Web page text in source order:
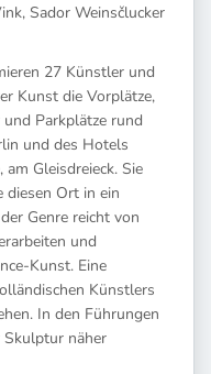
Sador Weinsčlucker
27 Künstler und
Kunst die Vorplätze,
Parkplätze rund
und des Hotels
Gleisdreieck. Sie
diesen Ort in ein
Genre reicht von
und
Kunst. Eine
Künstlers
In den Führungen
näher